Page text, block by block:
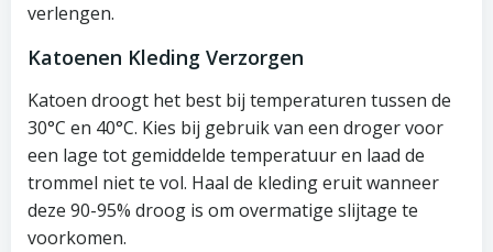
verlengen.
Katoenen Kleding Verzorgen
Katoen droogt het best bij temperaturen tussen de
30°C en 40°C. Kies bij gebruik van een droger voor
een lage tot gemiddelde temperatuur en laad de
trommel niet te vol. Haal de kleding eruit wanneer
deze 90-95% droog is om overmatige slijtage te
voorkomen.